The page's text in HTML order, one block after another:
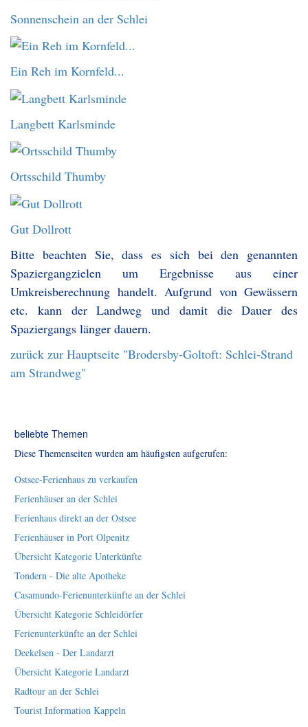
Sonnenschein an der Schlei
Ein Reh im Kornfeld...
Langbett Karlsminde
Ortsschild Thumby
Gut Dollrott
Bitte beachten Sie, dass es sich bei den genannten
Spaziergangzielen um Ergebnisse aus einer
Umkreisberechnung handelt. Aufgrund von Gewässern
etc. kann der Landweg und damit die Dauer des
Spaziergangs länger dauern.
zurück zur Hauptseite "Brodersby-Goltoft: Schlei-Strand
am Strandweg"
beliebte Themen
Diese Themenseiten wurden am häufigsten aufgerufen:
Ostsee-Ferienhaus zu verkaufen
Ferienhäuser an der Schlei
Ferienhaus direkt an der Ostsee
Ferienhäuser in Port Olpenitz
Übersicht Kategorie Unterkünfte
Tondern - Die alte Apotheke
Casamundo-Ferienunterkünfte an der Schlei
Übersicht Kategorie Schleidörfer
Ferienunterkünfte an der Schlei
Deekelsen - Der Landarzt
Übersicht Kategorie Landarzt
Radtour an der Schlei
Tourist Information Kappeln